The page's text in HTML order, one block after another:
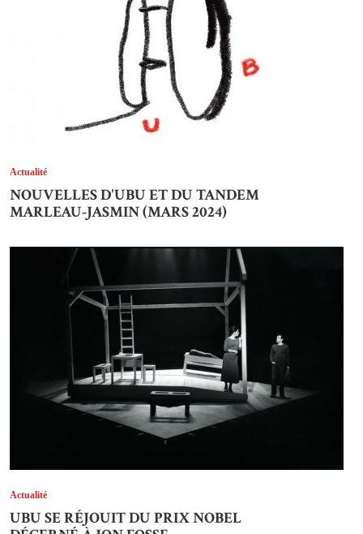
Actualité
NOUVELLES D'UBU ET DU TANDEM
MARLEAU-JASMIN (MARS 2024)
Actualité
UBU SE RÉJOUIT DU PRIX NOBEL